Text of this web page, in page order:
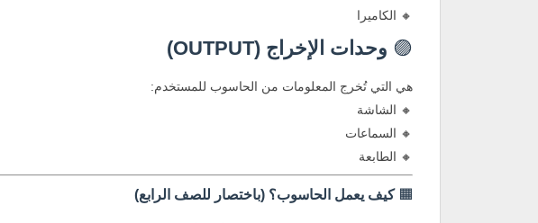
🔸 الكاميرا
🟣 وحدات الإخراج (OUTPUT)
هي التي تُخرج المعلومات من الحاسوب للمستخدم:
🔸 الشاشة
🔸 السماعات
🔸 الطابعة
🟧كيف يعمل الحاسوب؟ (باختصار للصف الرابع)